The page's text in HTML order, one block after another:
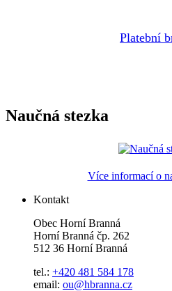
Platební
Naučná stezka
Více informací o
Kontakt
Obec Horní Branná
Horní Branná čp. 262
512 36 Horní Branná
tel.: +420 481 584 178
email: ou@hbranna.cz